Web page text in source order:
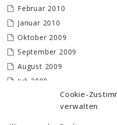
Cookie-
verwalten
Februar 2010
Januar 2010
Oktober 2009
September 2009
August 2009
Juli 2009